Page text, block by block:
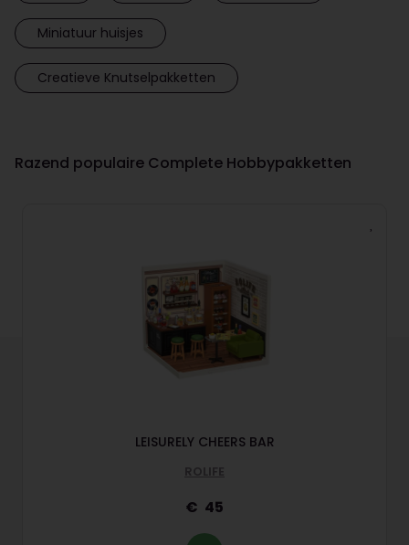
Miniatuur huisjes
Creatieve Knutselpakketten
Razend populaire Complete Hobbypakketten
LEISURELY CHEERS BAR
ROLIFE
45